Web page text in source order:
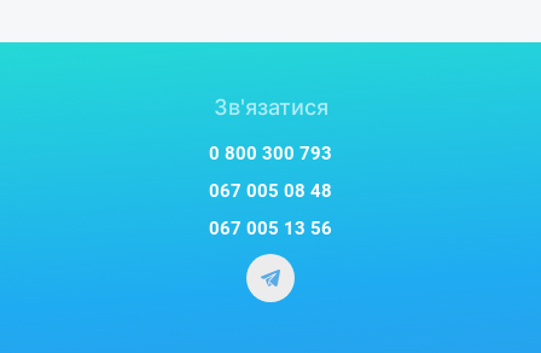
Зв'язатися
0 800 300 793
067 005 08 48
067 005 13 56